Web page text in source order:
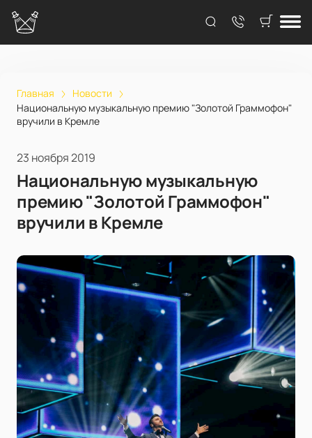
Главная
Новости
Национальную музыкальную премию "Золотой Граммофон"
вручили в Кремле
23 ноября 2019
Национальную музыкальную
премию "Золотой Граммофон"
вручили в Кремле